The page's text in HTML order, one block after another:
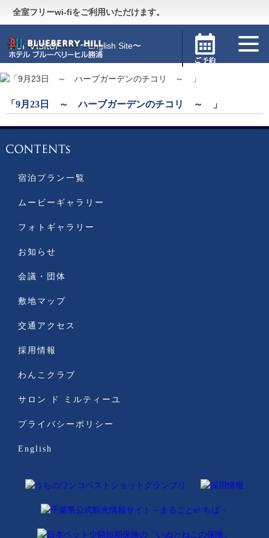
全室フリーwi-fiをご利用いただけます。
Guide 〜施設のご案内〜
For Visitor 〜English Site〜
「9月23日 ～ ハーブガーデンのチコリ ～ 」
宿泊プラン一覧
ムービーギャラリー
フォトギャラリー
お知らせ
会議・団体
敷地マップ
交通アクセス
採用情報
わんこクラブ
サロン ド ミルティーユ
プライバシーポリシー
English